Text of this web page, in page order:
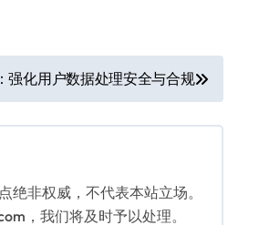
强化用户数据处理安全与合规
绝非权威，不代表本站立场。
，我们将及时予以处理。